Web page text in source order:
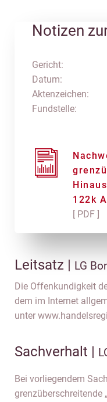
Notizen
Gericht:
Datum:
Aktenzeichen:
Fundstelle:
122k
[ PDF ]
Leitsatz | LG
Die Offenkundigkeit
dem im Internet
unter
Sachverhalt |
Bei vorliegendem
grenzüberschreitende